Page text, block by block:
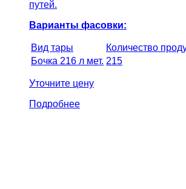
путей.
Варианты фасовки:
Вид тары
Количество
Бочка 216 л мет. 215
Уточните цену
Подробнее